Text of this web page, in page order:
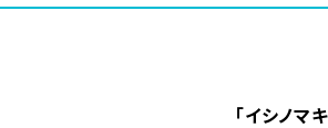
「イシノマ